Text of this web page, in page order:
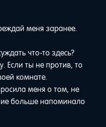
меня заранее.
что-то здесь?
Если ты не против, то
комнате.
меня о том, не
больше напоминало